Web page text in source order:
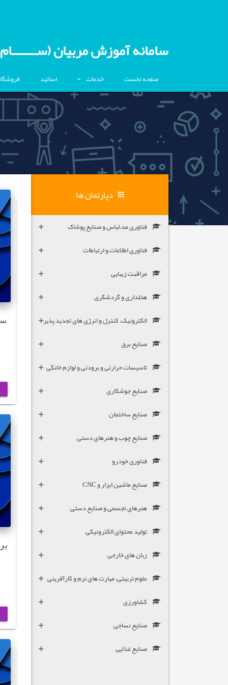
سامانه آموزش مربیان
صفحه نخست خدمات اساتید
دپارتمان ها
فناوری مد،لباس و صنایع پوشاک
فناوری اطلاعات و ارتباطات
مراقبت زیبایی
هتلداری و گردشگری
الکترونیک، کنترل و انرژی های تجدید پذیر
صنایع برق
تاسیسات حرارتی و برودتی و لوازم خانگی
صنایع جوشکاری
صنایع ساختمان
صنایع چوب و هنرهای دستی
فناوری خودرو
صنایع ماشین ابزار و CNC
هنرهای تجسمی و صنایع دستی
تولید محتوای الکترونیکی
زبان های خارجی
علوم تربیتی، مهارت های نرم و کارآفرینی
کشاورزی
صنایع نساجی
صنایع غذایی